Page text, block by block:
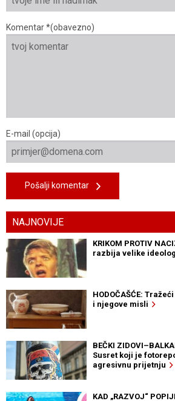
Komentar *(obavezno)
E-mail (opcija)
Pošalji komentar
NAJNOVIJE
KRIKOM PROTIV
razbija velike
HODOČAŠĆE:
i njegove misli
BEČKI
Susret koji je
agresivnu prijetnju
KAD „RAZVOJ“